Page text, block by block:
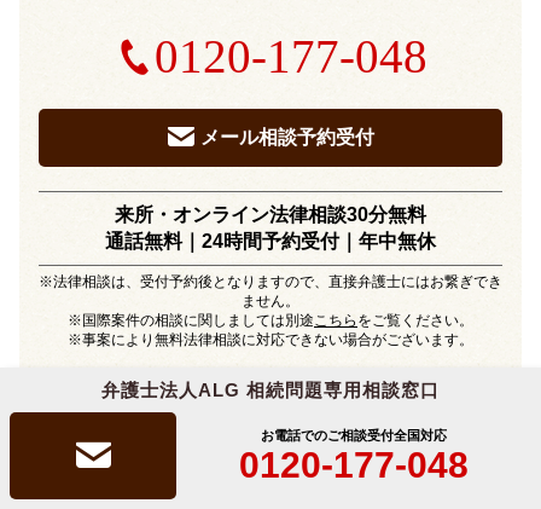
弁護士法人ALG 相続問題専用相談窓口
お電話でのご相談受付全国対応
0120-177-048
0120-177-048
メール相談予約受付
来所・オンライン法律相談30分無料
通話無料｜24時間予約受付｜年中無休
※法律相談は、受付予約後となりますので、直接弁護士にはお繋ぎでき
ません。
※国際案件の相談に関しましては別途こちら をご覧ください。
※事案により無料法律相談に対応できない場合がございます。